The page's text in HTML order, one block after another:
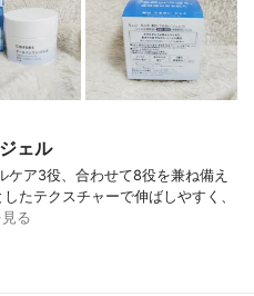
ェル
ア3役、合わせて8役を兼ね備え
たテクスチャーで伸ばしやすく、
る